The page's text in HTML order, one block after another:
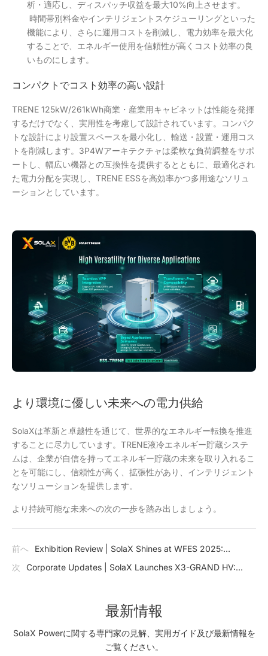
析・適応し、ディスパッチ収益を最大10%向上させます。
時間帯別料金やインテリジェントスケジューリングといった
機能により、さらに運用コストを削減し、電力効率を最大化
することで、エネルギー使用を信頼性が高くコスト効率の良
いものにします。
コンパクトでコスト効率の高い設計
TRENE 125kW/261kWh商業・産業用キャビネットは性能を発揮
するだけでなく、実用性を考慮して設計されています。コンパク
トな設計により設置スペースを最小化し、輸送・設置・運用コス
トを削減します。3P4Wアーキテクチャは柔軟な負荷調整をサポ
ートし、幅広い機器との互換性を提供するとともに、最適化され
た電力分配を実現し、TRENE ESSを高効率かつ多用途なソリュ
ーションとしています。
より環境に優しい未来への電力供給
SolaXは革新と卓越性を通じて、世界的なエネルギー転換を推進
することに尽力しています。TRENE液冷エネルギー貯蔵システ
ムは、企業が自信を持ってエネルギー貯蔵の未来を取り入れるこ
とを可能にし、信頼性が高く、拡張性があり、インテリジェント
なソリューションを提供します。
より持続可能な未来への次の一歩を踏み出しましょう。
前へ
Exhibition Review | SolaX Shines at WFES 2025:
Pioneering Multi-Scenario Energy Solutions for a Sustainable
次
Corporate Updates | SolaX Launches X3-GRAND HV:
最新情報
SolaX Powerに関する専門家の見解、実用ガイド及び最新情報を
ご覧ください。